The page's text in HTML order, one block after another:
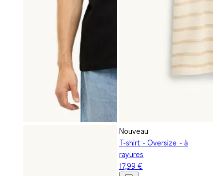
Nouveau
T-shirt - Oversize - à
rayures
17,99 €